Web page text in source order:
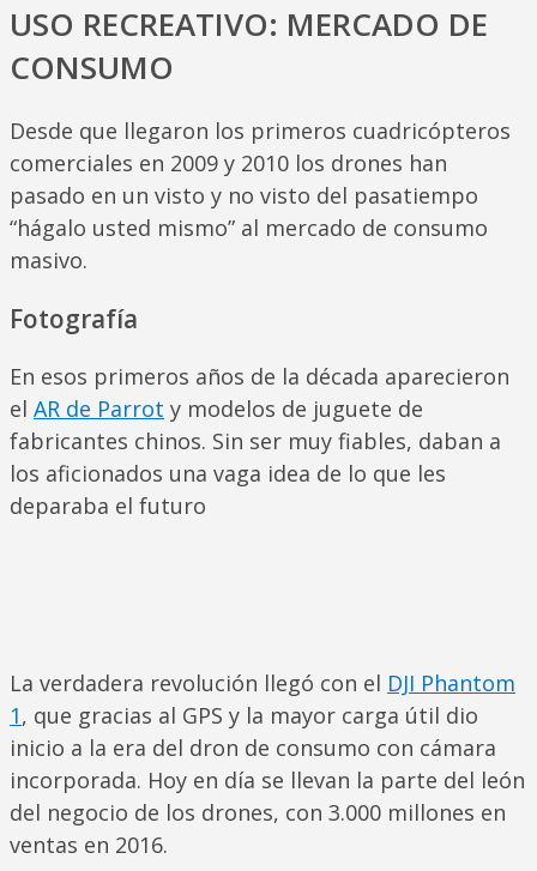
USO RECREATIVO: MERCADO DE
CONSUMO
Desde que llegaron los primeros cuadricópteros
comerciales en 2009 y 2010 los drones han
pasado en un visto y no visto del pasatiempo
“hágalo usted mismo” al mercado de consumo
masivo.
Fotografía
En esos primeros años de la década aparecieron
el AR de Parrot y modelos de juguete de
fabricantes chinos. Sin ser muy fiables, daban a
los aficionados una vaga idea de lo que les
deparaba el futuro
La verdadera revolución llegó con el DJI Phantom
1, que gracias al GPS y la mayor carga útil dio
inicio a la era del dron de consumo con cámara
incorporada. Hoy en día se llevan la parte del león
del negocio de los drones, con 3.000 millones en
ventas en 2016.